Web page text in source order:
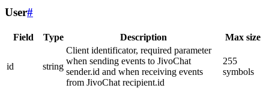
User#
Field Type Description Max size
id string
Client identificator, required parameter
when sending events to JivoChat
sender.id and when receiving events
from JivoChat recipient.id
255
symbols